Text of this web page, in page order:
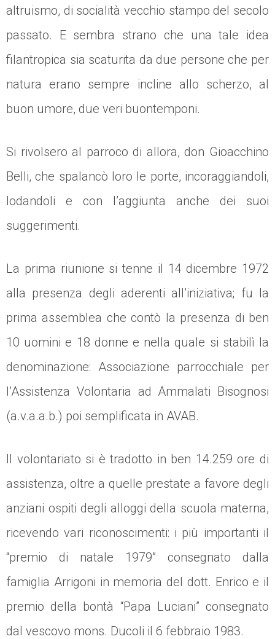
altruismo, di socialità vecchio stampo del secolo
passato. E sembra strano che una tale idea
filantropica sia scaturita da due persone che per
natura erano sempre incline allo scherzo, al
buon umore, due veri buontemponi.
Si rivolsero al parroco di allora, don Gioacchino
Belli, che spalancò loro le porte, incoraggiandoli,
lodandoli e con l’aggiunta anche dei suoi
suggerimenti.
La prima riunione si tenne il 14 dicembre 1972
alla presenza degli aderenti all’iniziativa; fu la
prima assemblea che contò la presenza di ben
10 uomini e 18 donne e nella quale si stabilì la
denominazione: Associazione parrocchiale per
l’Assistenza Volontaria ad Ammalati Bisognosi
(a.v.a.a.b.) poi semplificata in AVAB.
Il volontariato si è tradotto in ben 14.259 ore di
assistenza, oltre a quelle prestate a favore degli
anziani ospiti degli alloggi della scuola materna,
ricevendo vari riconoscimenti: i più importanti il
“premio di natale 1979” consegnato dalla
famiglia Arrigoni in memoria del dott. Enrico e il
premio della bontà “Papa Luciani” consegnato
dal vescovo mons. Ducoli il 6 febbraio 1983.